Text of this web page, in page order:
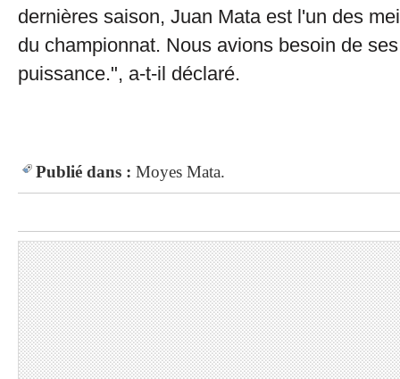
dernières saison, Juan Mata est l'un des
du championnat. Nous avions besoin de
puissance.", a-t-il déclaré.
Publié dans : Moyes Mata.